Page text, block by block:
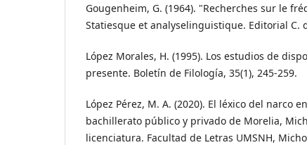
Gougenheim, G. (1964). "Recherches sur le
Statiesque et analyselinguistique. Editorial C.
López Morales, H. (1995). Los estudios de
presente. Boletín de Filología, 35(1), 245-259.
López Pérez, M. A. (2020). El léxico del narco
bachillerato público y privado de Morelia,
licenciatura. Facultad de Letras UMSNH,